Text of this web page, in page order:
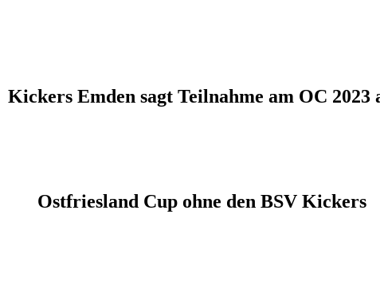
Kickers Emden sagt Teilnahme am OC 2023
Ostfriesland Cup ohne den BSV Kickers